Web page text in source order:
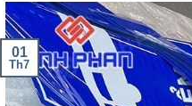
01
Th7